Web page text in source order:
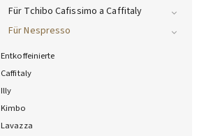
Für Tchibo Cafissimo a Caffitaly
Für Nespresso
Entkoffeinierte
Caffitaly
Illy
Kimbo
Lavazza